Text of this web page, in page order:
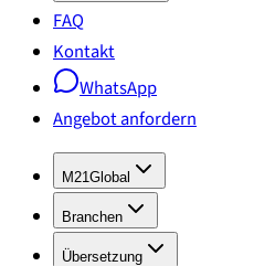
FAQ
Kontakt
WhatsApp
Angebot anfordern
M21Global
Branchen
Übersetzung